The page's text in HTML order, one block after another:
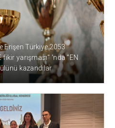
Erişen Türkiye 2053
fikir yarışması" 'nda "EN
kazandılar